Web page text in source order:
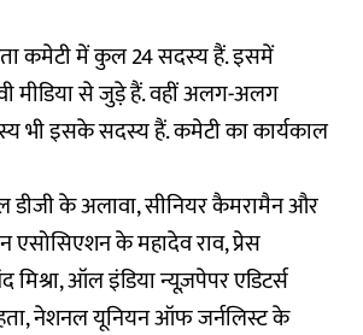
कमेटी में कुल 24 सदस्य हैं. इसमें
मीडिया से जुड़े हैं. वहीं अलग-अलग
भी इसके सदस्य हैं. कमेटी का कार्यकाल
डीजी के अलावा, सीनियर कैमरामैन और
एसोसिएशन के महादेव राव, प्रेस
ऑल इंडिया न्यूज़पेपर एडिटर्स
नेशनल यूनियन ऑफ जर्नलिस्ट के